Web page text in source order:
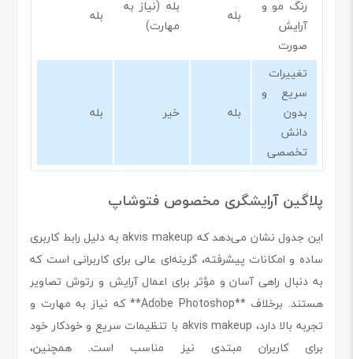
رنگ مو و
آرایش
صورت
بله
بله (نیاز به
مهارت)
بله
تغییرات
سریع و
بدون
دانش
تخصصی
بله خیر بله
پلاگین آرایشگری مخصوص فتوشاپ
این جدول نشان می‌دهد که akvis makeup به دلیل رابط کاربری
ساده و امکانات پیشرفته، گزینه‌ای عالی برای کاربرانی است که
به دنبال راهی آسان و مؤثر برای اعمال آرایش و رتوش تصاویر
هستند. برخلاف **Adobe Photoshop** که نیاز به مهارت و
تجربه بالا دارد، akvis makeup با تنظیمات سریع و خودکار خود
برای کاربران مبتدی نیز مناسب است. همچنین،